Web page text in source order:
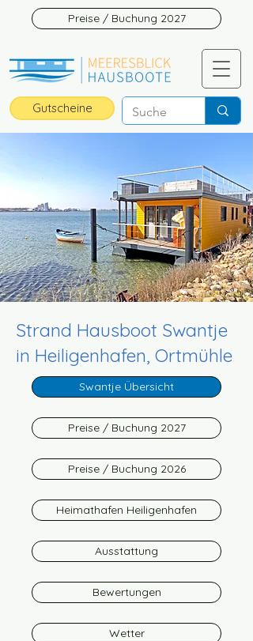
Gutscheine
Preise / Buchung 2027
Strand Hausboot Swantje
in Heiligenhafen, Ortmühle
Swantje Übersicht
Preise / Buchung 2027
Preise / Buchung 2026
Heimathafen Heiligenhafen
Ausstattung
Bewertungen
Wetter